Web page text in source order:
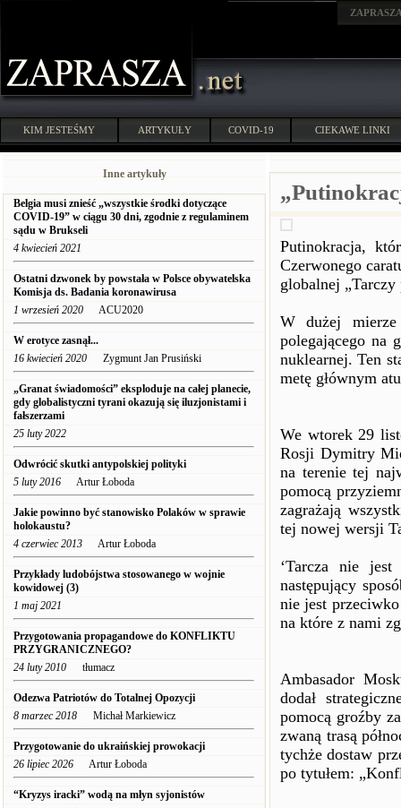
KIM JESTEŚMY ARTYKUŁY COVID-19 CIEKAWE LINKI
Inne artykuły
Belgia musi znieść „wszystkie środki dotyczące
COVID-19” w ciągu 30 dni, zgodnie z regulaminem
sądu w Brukseli
4 kwiecień 2021
Ostatni dzwonek by powstała w Polsce obywatelska
Komisja ds. Badania koronawirusa
1 wrzesień 2020 ACU2020
W erotyce zasnął...
16 kwiecień 2020 Zygmunt Jan Prusiński
„Granat świadomości” eksploduje na całej planecie,
gdy globalistyczni tyrani okazują się iluzjonistami i
fałszerzami
25 luty 2022
Odwrócić skutki antypolskiej polityki
5 luty 2016 Artur Łoboda
Jakie powinno być stanowisko Polaków w sprawie
holokaustu?
4 czerwiec 2013 Artur Łoboda
Przykłady ludobójstwa stosowanego w wojnie
kowidowej (3)
1 maj 2021
Przygotowania propagandowe do KONFLIKTU
PRZYGRANICZNEGO?
24 luty 2010 tłumacz
Odezwa Patriotów do Totalnej Opozycji
8 marzec 2018 Michał Markiewicz
Przygotowanie do ukraińskiej prowokacji
26 lipiec 2026 Artur Łoboda
“Kryzys iracki” wodą na młyn syjonistów
Putinokracja,
Czerwonego
globalnej
W dużej
polegającego na
nuklearnej. Ten
metę głównym
We wtorek 29
Rosji Dymitry
na terenie tej
pomocą
zagrażają
tej nowej wersji
‘Tarcza nie
następujący
nie jest
na które z nami
Ambasador
dodał
pomocą groźby
zwaną trasą
tychże dostaw
po tytułem: